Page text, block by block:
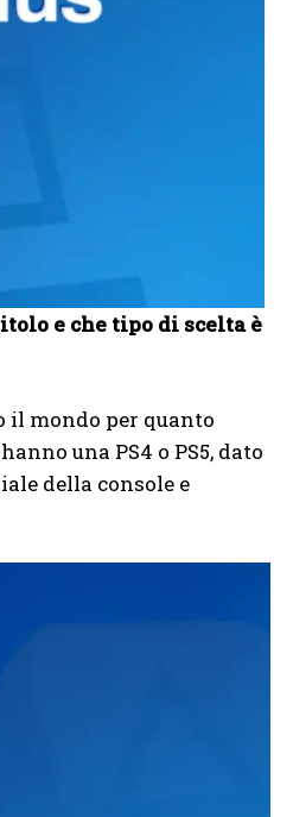
e che tipo di scelta è
il mondo per quanto
una PS4 o PS5, dato
della console e